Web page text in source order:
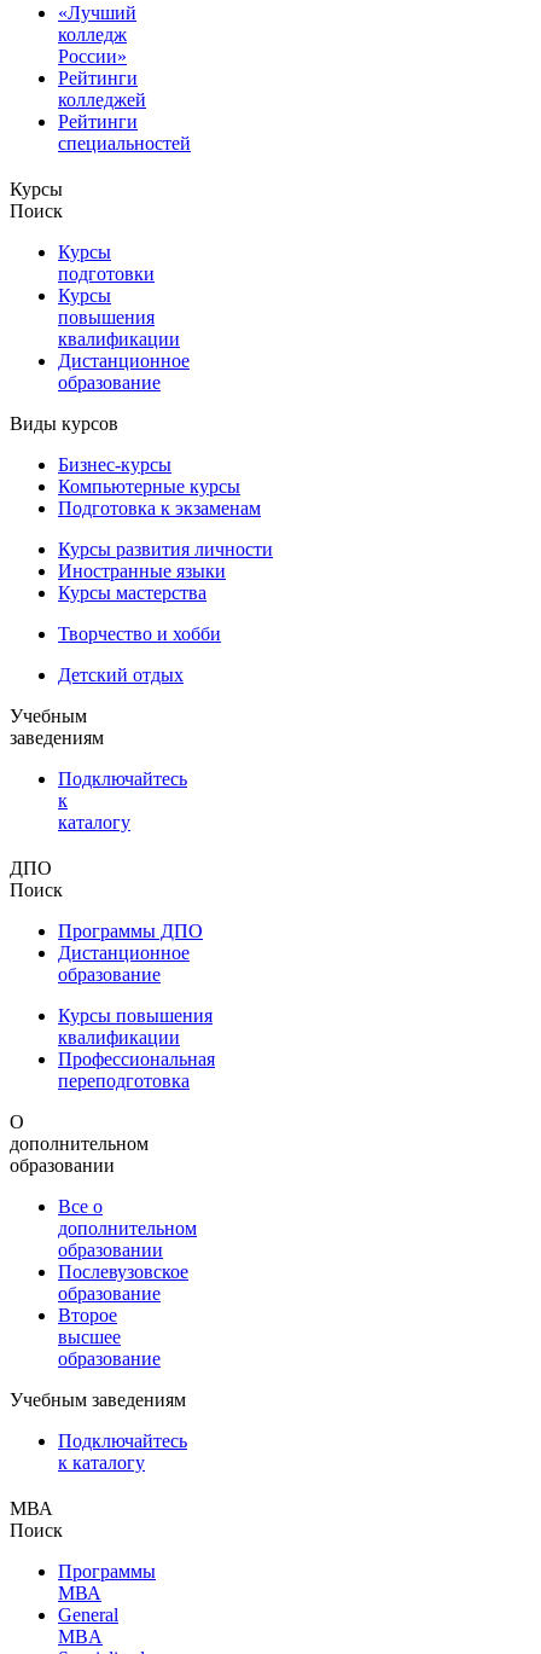
«Лучший
колледж
России»
Рейтинги
колледжей
Рейтинги
специальностей
Курсы
Поиск
Курсы
подготовки
Курсы
повышения
квалификации
Дистанционное
образование
Виды курсов
Бизнес-курсы
Компьютерные курсы
Подготовка к экзаменам
Курсы развития личности
Иностранные языки
Курсы мастерства
Творчество и хобби
Детский отдых
Учебным
заведениям
Подключайтесь
к
каталогу
ДПО
Поиск
Программы ДПО
Дистанционное
образование
Курсы повышения
квалификации
Профессиональная
переподготовка
О
дополнительном
образовании
Все о
дополнительном
образовании
Послевузовское
образование
Второе
высшее
образование
Учебным заведениям
Подключайтесь
к каталогу
МВА
Поиск
Программы
МВА
General
MBA